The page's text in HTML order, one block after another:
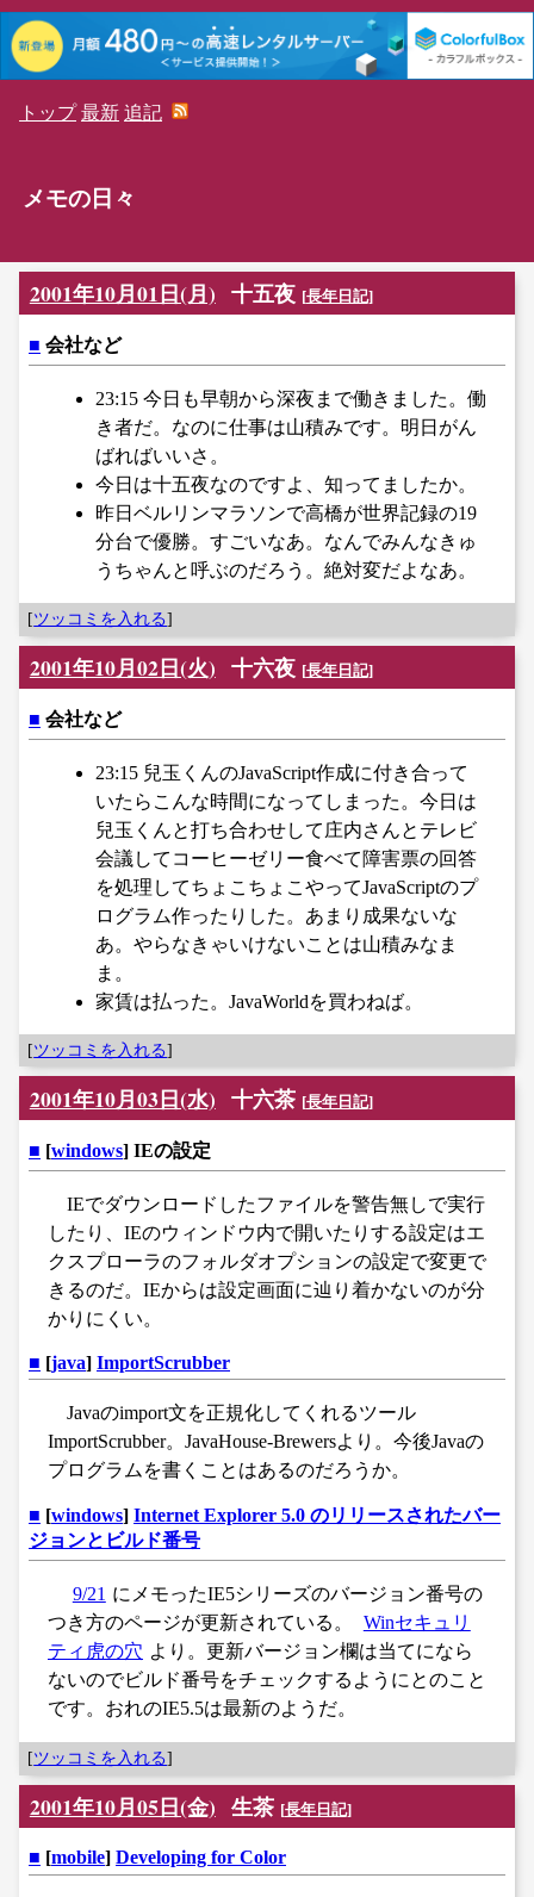
トップ 最新 追記
メモの日々
2001年10月01日(月) 十五夜 [長年日記]
■ 会社など
23:15 今日も早朝から深夜まで働きました。働
き者だ。なのに仕事は山積みです。明日がん
ばればいいさ。
今日は十五夜なのですよ、知ってましたか。
昨日ベルリンマラソンで高橋が世界記録の19
分台で優勝。すごいなあ。なんでみんなきゅ
うちゃんと呼ぶのだろう。絶対変だよなあ。
[ツッコミを入れる]
2001年10月02日(火) 十六夜 [長年日記]
■ 会社など
23:15 兒玉くんのJavaScript作成に付き合って
いたらこんな時間になってしまった。今日は
兒玉くんと打ち合わせして庄内さんとテレビ
会議してコーヒーゼリー食べて障害票の回答
を処理してちょこちょこやってJavaScriptのプ
ログラム作ったりした。あまり成果ないな
あ。やらなきゃいけないことは山積みなま
ま。
家賃は払った。JavaWorldを買わねば。
[ツッコミを入れる]
2001年10月03日(水) 十六茶 [長年日記]
■ [windows] IEの設定
IEでダウンロードしたファイルを警告無しで実行
したり、IEのウィンドウ内で開いたりする設定はエ
クスプローラのフォルダオプションの設定で変更で
きるのだ。IEからは設定画面に辿り着かないのが分
かりにくい。
■ [java] ImportScrubber
Javaのimport文を正規化してくれるツール
ImportScrubber。JavaHouse-Brewersより。今後Javaの
プログラムを書くことはあるのだろうか。
■ [windows] Internet Explorer 5.0 のリリースされたバー
ジョンとビルド番号
9/21 にメモったIE5シリーズのバージョン番号の
つき方のページが更新されている。
Winセキュリ
ティ虎の穴 より。更新バージョン欄は当てになら
ないのでビルド番号をチェックするようにとのこと
です。おれのIE5.5は最新のようだ。
[ツッコミを入れる]
2001年10月05日(金) 生茶 [長年日記]
■ [mobile] Developing for Color